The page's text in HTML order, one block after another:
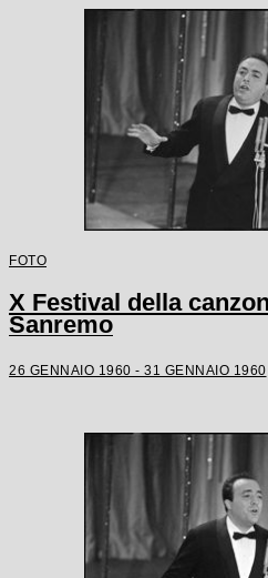
FOTO
X Festival della
Sanremo
26 GENNAIO 1960 - 31 GENNAIO 1960